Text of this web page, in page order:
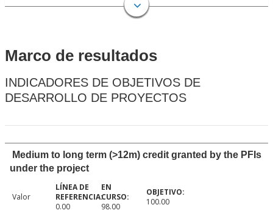
Marco de resultados
INDICADORES DE OBJETIVOS DE
DESARROLLO DE PROYECTOS
Medium to long term (>12m) credit granted by the PFIs
under the project
Valor
0.00
98.00 100.00